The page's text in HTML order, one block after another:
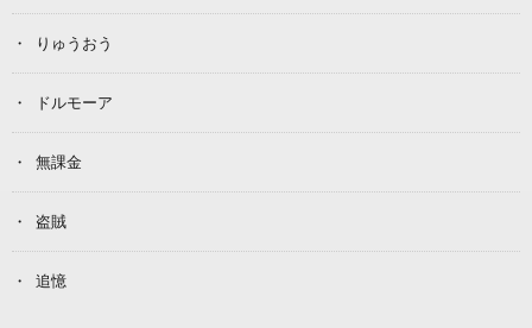
りゅうおう
ドルモーア
無課金
盗賊
追憶